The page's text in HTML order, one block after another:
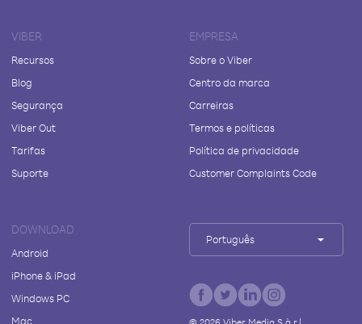
VIBER
Recursos
Blog
Segurança
Viber Out
Tarifas
Suporte
EMPRESA
Sobre o Viber
Centro da marca
Carreiras
Termos e políticas
Política de privacidade
Customer Complaints Code
DOWNLOAD
Android
iPhone & iPad
Windows PC
Mac
Português